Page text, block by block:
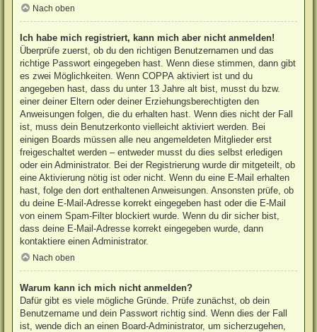
Nach oben
Ich habe mich registriert, kann mich aber nicht anmelden!
Überprüfe zuerst, ob du den richtigen Benutzernamen und das
richtige Passwort eingegeben hast. Wenn diese stimmen, dann gibt
es zwei Möglichkeiten. WennCOPPA aktiviert ist und du
angegeben hast, dass du unter 13 Jahre alt bist, musst du bzw.
einer deiner Eltern oder deiner Erziehungsberechtigten den
Anweisungen folgen, die du erhalten hast. Wenn dies nicht der Fall
ist, muss dein Benutzerkonto vielleicht aktiviert werden. Bei
einigen Boards müssen alle neu angemeldeten Mitglieder erst
freigeschaltet werden – entweder musst du dies selbst erledigen
oder ein Administrator. Bei der Registrierung wurde dir mitgeteilt, ob
eine Aktivierung nötig ist oder nicht. Wenn du eine E-Mail erhalten
hast, folge den dort enthaltenen Anweisungen. Ansonsten prüfe, ob
du deine E-Mail-Adresse korrekt eingegeben hast oder die E-Mail
von einem Spam-Filter blockiert wurde. Wenn du dir sicher bist,
dass deine E-Mail-Adresse korrekt eingegeben wurde, dann
kontaktiere einen Administrator.
Nach oben
Warum kann ich mich nicht anmelden?
Dafür gibt es viele mögliche Gründe. Prüfe zunächst, ob dein
Benutzername und dein Passwort richtig sind. Wenn dies der Fall
ist, wende dich an einen Board-Administrator, um sicherzugehen,